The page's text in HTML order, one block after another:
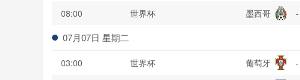
08:00
世界杯 墨西哥 -
07月07日 星期二
03:00 世界杯 葡萄牙 -